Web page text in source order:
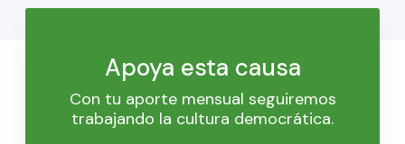
Apoya esta causa
Con tu aporte mensual seguiremos
trabajando la cultura democrática.